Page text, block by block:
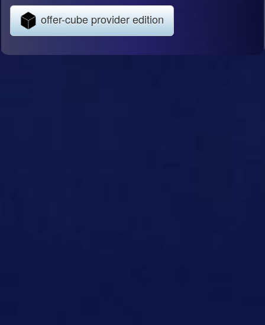
offer-cube provider edition